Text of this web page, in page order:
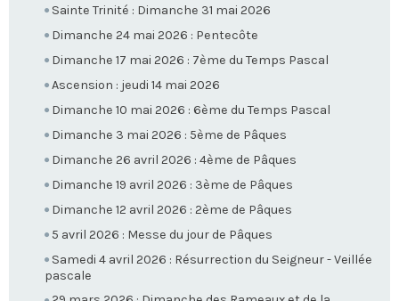
Sainte Trinité : Dimanche 31 mai 2026
Dimanche 24 mai 2026 : Pentecôte
Dimanche 17 mai 2026 : 7ème du Temps Pascal
Ascension : jeudi 14 mai 2026
Dimanche 10 mai 2026 : 6ème du Temps Pascal
Dimanche 3 mai 2026 : 5ème de Pâques
Dimanche 26 avril 2026 : 4ème de Pâques
Dimanche 19 avril 2026 : 3ème de Pâques
Dimanche 12 avril 2026 : 2ème de Pâques
5 avril 2026 : Messe du jour de Pâques
Samedi 4 avril 2026 : Résurrection du Seigneur - Veillée
pascale